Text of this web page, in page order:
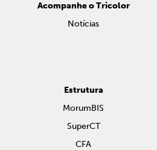
Acompanhe o Tricolor
Notícias
Estrutura
MorumBIS
SuperCT
CFA